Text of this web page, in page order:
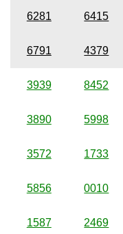
6281 6415
6791 4379
3939 8452
3890 5998
3572 1733
5856 0010
1587 2469